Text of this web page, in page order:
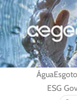
ÁguaEsgoto
ESG